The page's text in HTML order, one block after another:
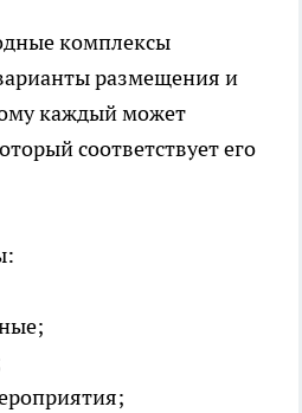
комплексы
размещения и
каждый может
соответствует его